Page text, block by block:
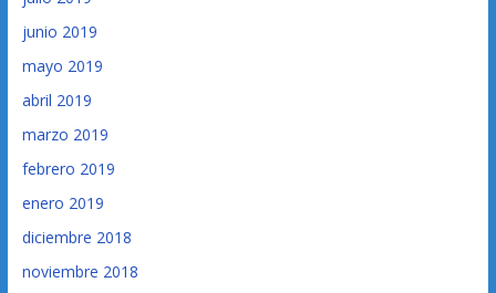
junio 2019
mayo 2019
abril 2019
marzo 2019
febrero 2019
enero 2019
diciembre 2018
noviembre 2018